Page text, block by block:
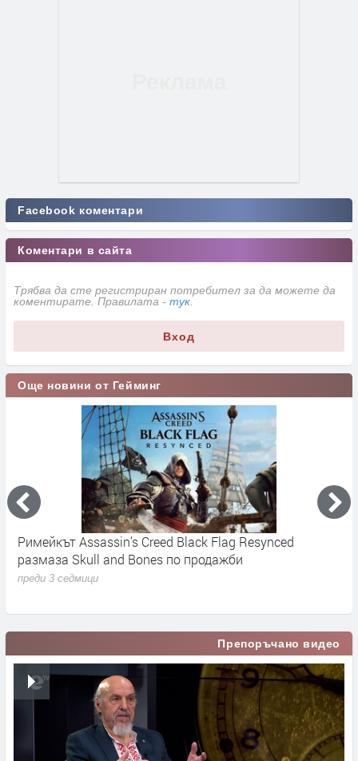
Facebook коментари
Коментари в сайта
Трябва да сте регистриран потребител за да можете да
коментирате. Правилата - тук
Вход
Още новини от Гейминг
Римейкът Assassin’s Creed Black Flag Resynced
размаза Skull and Bones по продажби
преди 3 седмици
Препоръчано видео